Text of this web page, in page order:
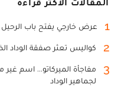
المقالات الأكثر قراءة
1 عرض خارجي يفتح باب الرحيل
2 كواليس تعثر صفقة
3
مفاجأة الميركاتو... اسم
لجماهير الوداد